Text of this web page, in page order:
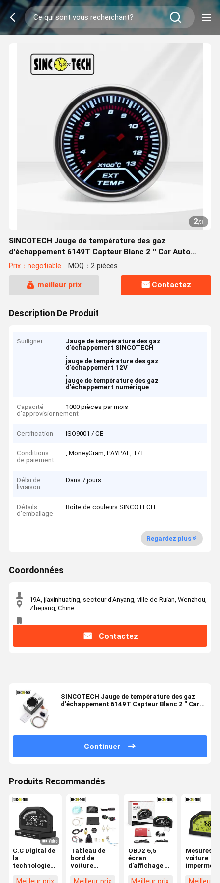
2/3
SINCOTECH Jauge de température des gaz
d'échappement 6149T Capteur Blanc 2 '' Car Auto
Mobile Meter
Prix：negotiable MOQ：2 pièces
meilleur prix Contactez
Description De Produit
Surligner
Jauge de température des gaz
d'échappement SINCOTECH
,
jauge de température des gaz
d'échappement 12V
,
jauge de température des gaz
d'échappement numérique
Capacité
d'approvisionnement
1000 pièces par mois
Certification ISO9001 / CE
Conditions
de paiement
, MoneyGram, PAYPAL, T/T
Délai de
livraison
Dans 7 jours
Détails
d'emballage
Boîte de couleurs SINCOTECH
Regardez plus
Coordonnées
19A, jiaxinhuating, secteur d'Anyang, ville de Ruian, Wenzhou,
Zhejiang, Chine.
Contactez
SINCOTECH Jauge de température des gaz
d'échappement 6149T Capteur Blanc 2 '' Car
Continuer
Produits Recommandés
C.C Digital de
la
technologie
Sinco de
Tableau de
bord de
voiture
Turbo livre
OBD2 6,5
écran
d'affichage à
liquides de la
Mesures
voiture
fil de